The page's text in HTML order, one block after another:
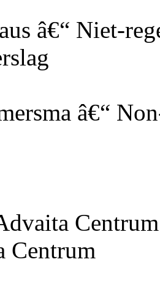
â€“ Niet-
â€“
Centrum
Centrum